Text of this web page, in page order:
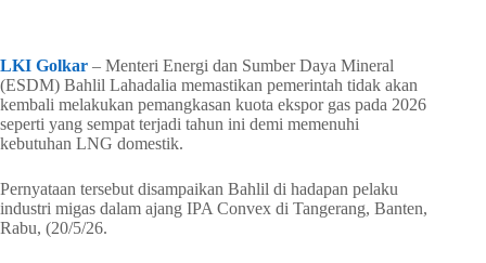
LKI Golkar – Menteri Energi dan Sumber Daya Mineral
(ESDM) Bahlil Lahadalia memastikan pemerintah tidak akan
kembali melakukan pemangkasan kuota ekspor gas pada 2026
seperti yang sempat terjadi tahun ini demi memenuhi
kebutuhan LNG domestik.
Pernyataan tersebut disampaikan Bahlil di hadapan pelaku
industri migas dalam ajang IPA Convex di Tangerang, Banten,
Rabu, (20/5/26.